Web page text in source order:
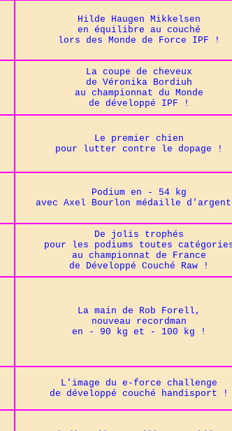
Hilde Haugen Mikkelsen
en équilibre au couché
lors des Monde de Force IPF !
La coupe de cheveux
de Véronika Bordiuh
au championnat du Monde
de développé IPF !
Le premier chien
pour lutter contre le dopage
!
Podium en - 54 kg
avec Axel Bourlon médaille
De jolis trophés
pour les podiums toutes
au championnat de France
de Développé Couché Raw
!
La main de Rob Forell,
nouveau recordman
en - 90 kg et - 100 kg
!
L'image du e-force challenge
de développé couché handisport
!